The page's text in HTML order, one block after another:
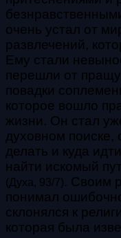
очень устал от
развлечений,
Ему стали
перешли от
повадки
которое вошло
жизни. Он стал
духовном поиске,
делать и куда
найти искомый
(Духа, 93/7). Своим
понимал
склонялся к
которая была